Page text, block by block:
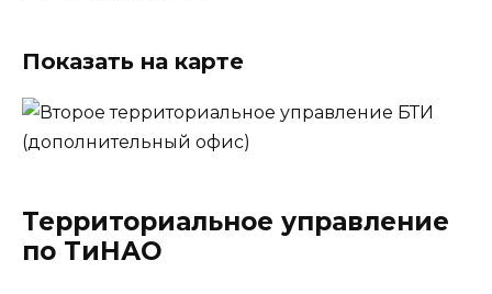
Показать на карте
Территориальное управление
по ТиНАО